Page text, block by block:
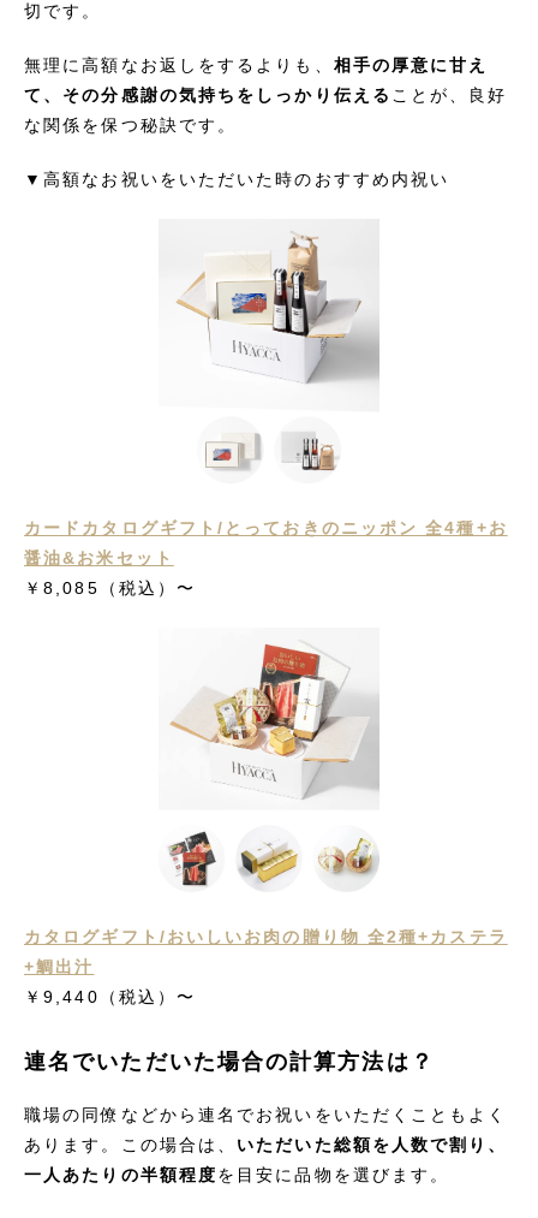
切です。
無理に高額なお返しをするよりも、 相手の厚意に甘え
て、その分感謝の気持ちをしっかり伝える ことが、良好
な関係を保つ秘訣です。
▼高額なお祝いをいただいた時のおすすめ内祝い
カードカタログギフト/とっておきのニッポン 全4種+お
醤油&お米セット
￥8,085（税込）〜
カタログギフト/おいしいお肉の贈り物 全2種+カステラ
+鯛出汁
￥9,440（税込）〜
連名でいただいた場合の計算方法は？
職場の同僚などから連名でお祝いをいただくこともよく
あります。この場合は、 いただいた総額を人数で割り、
一人あたりの半額程度を目安に品物を選びます。